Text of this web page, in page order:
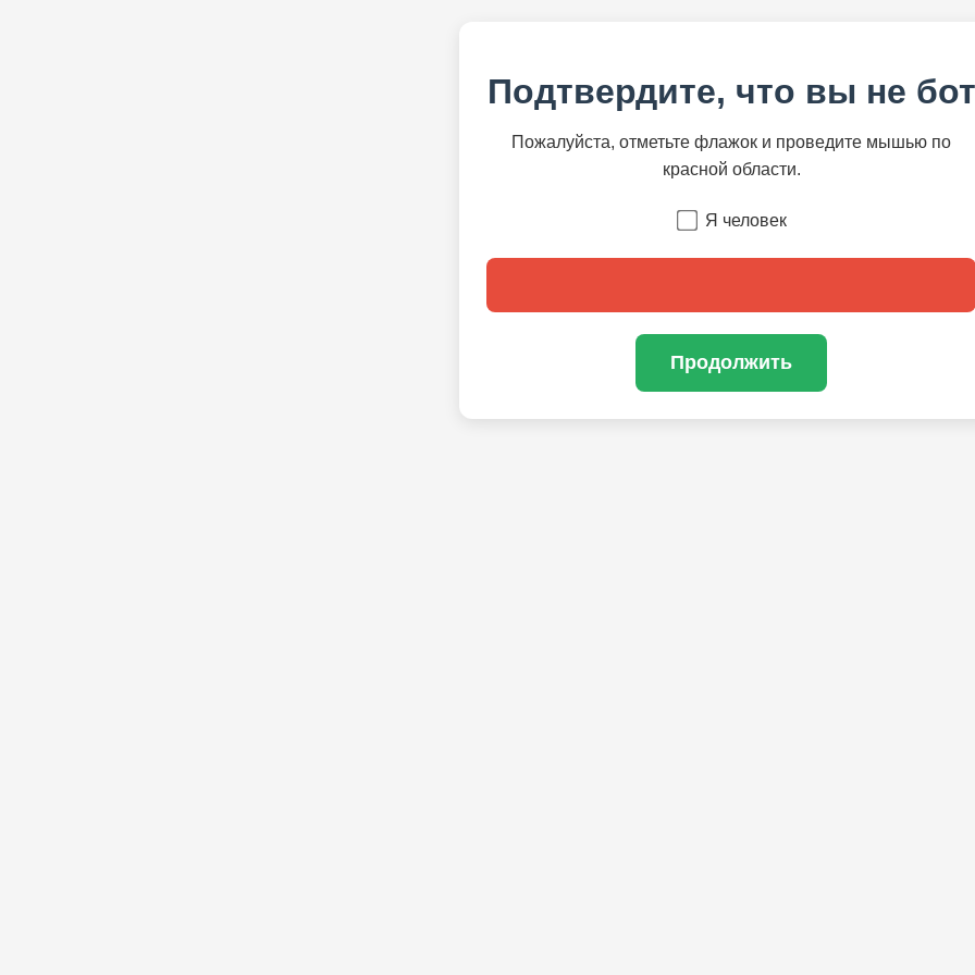
Подтвердите, что вы не бот
Пожалуйста, отметьте флажок и проведите мышью по
красной области.
Я человек
Продолжить